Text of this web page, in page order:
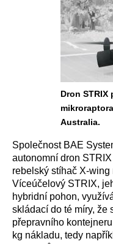
Dron
Australia.
Společnost BAE
autonomní dron
rebelský stíhač X-
Víceúčelový STRIX,
hybridní pohon,
skládací do té míry, že
přepravního
kg nákladu, tedy